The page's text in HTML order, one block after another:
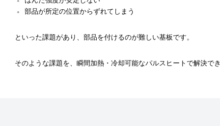
部品が所定の位置からずれてしまう
といった課題があり、部品を付けるのが難しい基板です。
そのような課題を、瞬間加熱・冷却可能なパルスヒートで解決で